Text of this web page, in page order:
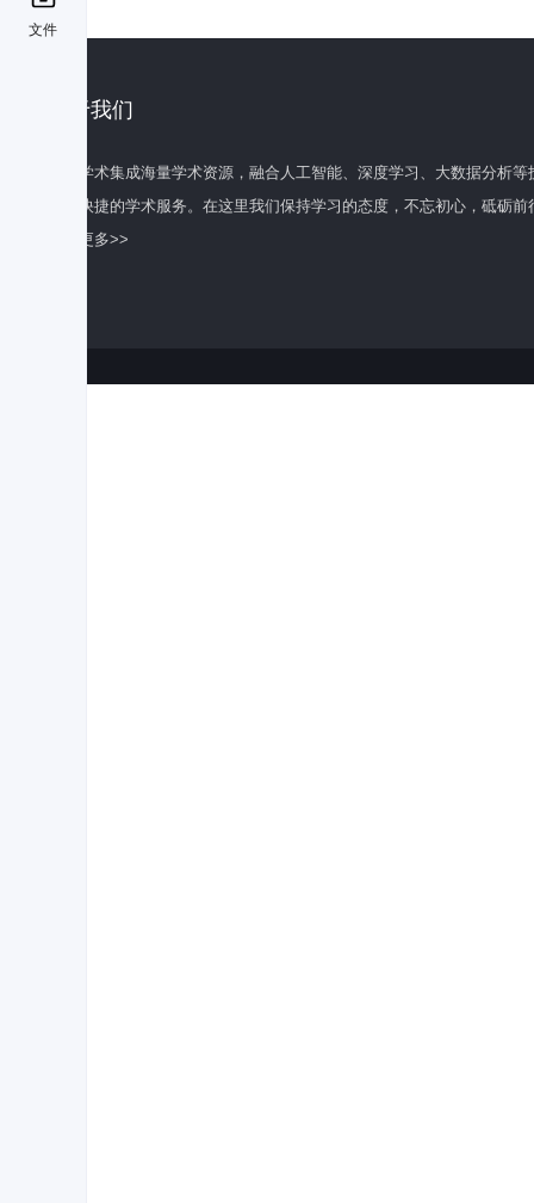
文件
关于我们
百度学术集成海量学术资源，融合人工智能、深度学习、大数据分析
全面快捷的学术服务。在这里我们保持学习的态度，不忘初心，砥砺前
了解更多>>